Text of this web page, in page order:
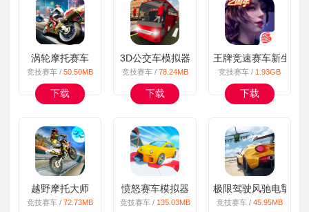
涡轮摩托赛车
竞技赛车 / 50.50MB
下载
3D公交车模拟器
竞技赛车 / 78.24MB
下载
王牌竞速赛车新生再
竞技赛车 / 1.93GB
下载
越野摩托大师
竞技赛车 / 72.73MB
愤怒赛车模拟器
竞技赛车 / 135.03MB
极限驾驶风驰电掣
竞技赛车 /45.95MB